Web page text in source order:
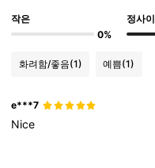
작은
0%
정사
화려함/좋음(1) 예쁨(1)
e***7
Nice